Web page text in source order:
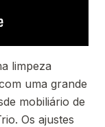
limpeza
uma grande
mobiliário de
Os ajustes